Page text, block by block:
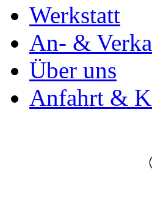
Werkstatt
An- &
Über uns
Anfahrt &